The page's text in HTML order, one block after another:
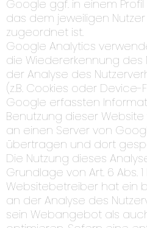
Google ggf. in einem
das dem jeweiligen
zugeordnet ist.
Google Analytics
die Wiedererkennung des
der Analyse des
(z.B. Cookies oder
Google erfassten
Benutzung dieser
an einen Server von
übertragen und dort
Die Nutzung dieses
Grundlage von Art. 6 Abs. 1
Websitebetreiber hat ein
an der Analyse des
sein Webangebot als